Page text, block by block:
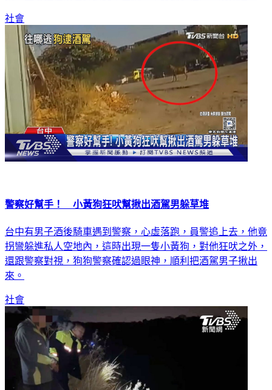
社會
警察好幫手！ 小黃狗狂吠幫揪出酒駕男躲草堆
台中有男子酒後騎車遇到警察，心虛落跑，員警追上去，他竟
拐彎躲進私人空地內，這時出現一隻小黃狗，對他狂吠之外，
還跟警察對視，狗狗警察確認過眼神，順利把酒駕男子揪出
來。
社會